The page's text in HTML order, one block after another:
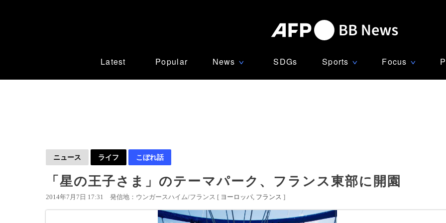
Latest Popular News ∨ SDGs Sports ∨ Focus ∨
ニュース ライフ こぼれ話
「星の王子さま」のテーマパーク、フランス東部に開園
2014年7月7日 17:31 発信地：ウンガースハイム/フランス [ ヨーロッパ フランス ]